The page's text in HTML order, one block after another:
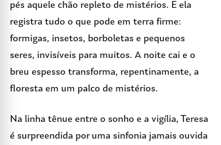
pés aquele chão repleto de mistérios. E ela
registra tudo o que pode em terra firme:
formigas, insetos, borboletas e pequenos
seres, invisíveis para muitos. A noite cai e o
breu espesso transforma, repentinamente, a
floresta em um palco de mistérios.
Na linha tênue entre o sonho e a vigília, Teresa
é surpreendida por uma sinfonia jamais ouvida